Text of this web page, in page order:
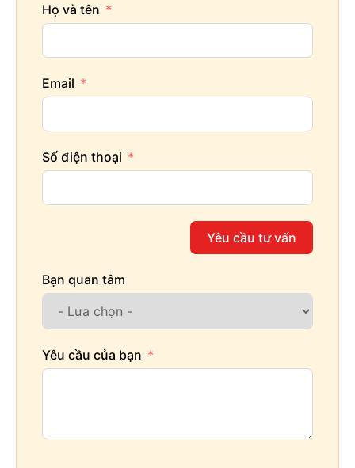
Họ và tên
Email
Số điện thoại
Yêu cầu tư vấn
Bạn quan tâm
Yêu cầu của bạn